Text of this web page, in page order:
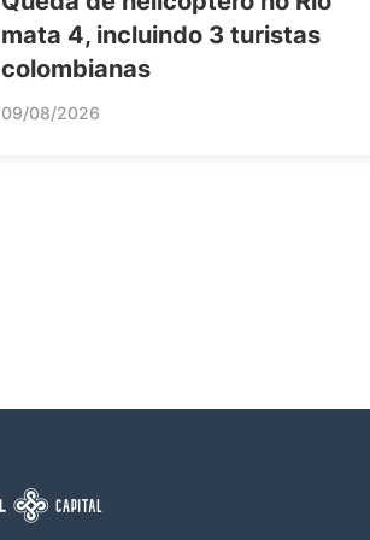
mata 4, incluindo 3 turistas
colombianas
09/08/2026